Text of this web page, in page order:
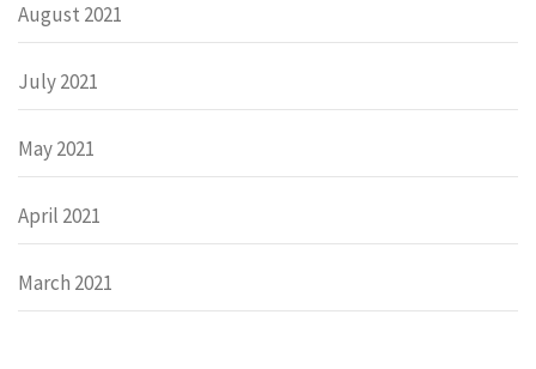
August 2021
July 2021
May 2021
April 2021
March 2021